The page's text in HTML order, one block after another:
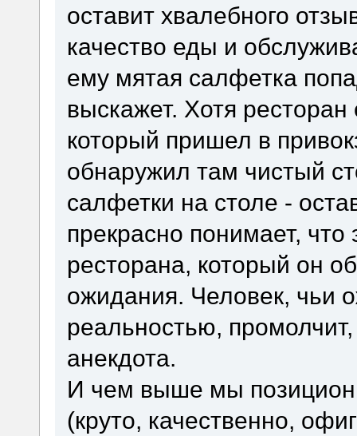
оставит хвалебного
качество еды и
ему мятая салфетка
выскажет. Хотя
который пришел в
обнаружил там чистый
салфетки на столе -
прекрасно понимает, что
ресторана, который он
ожидания. Человек, чьи
реальностью, промолчит,
анекдота.
И чем выше мы
(круто, качественно,